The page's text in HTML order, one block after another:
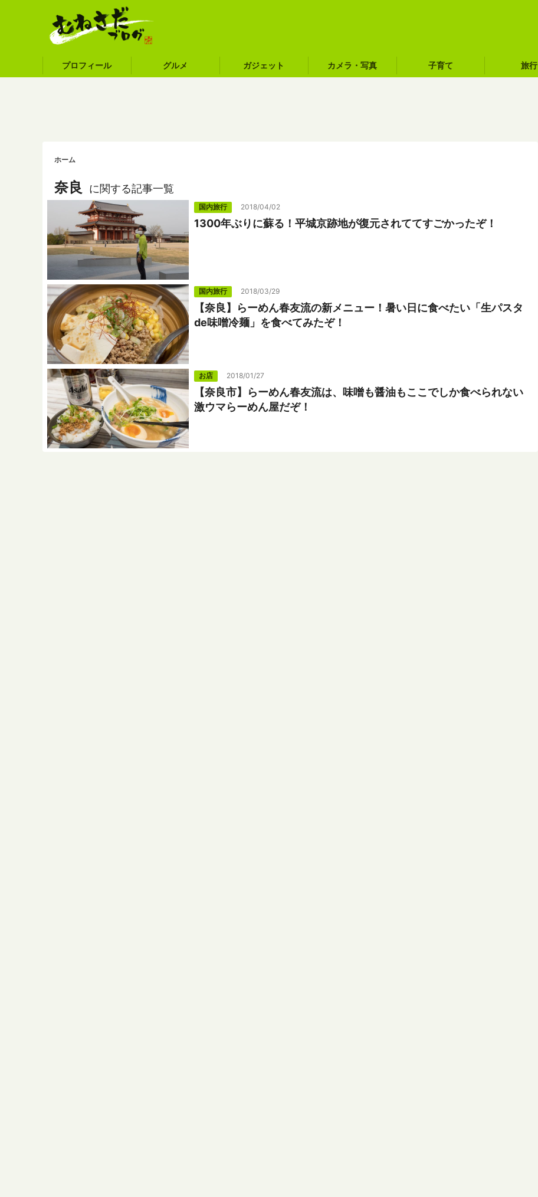
プロフィール グルメ ガジェット カメラ・写真 子育て 旅行
ホーム
奈良 に関する記事一覧
国内旅行 2018/04/02
1300年ぶりに蘇る！平城京跡地が復元されててすごかったぞ！
国内旅行 2018/03/29
【奈良】らーめん春友流の新メニュー！暑い日に食べたい「生パスタ
de味噌冷麺」を食べてみたぞ！
お店 2018/01/27
【奈良市】らーめん春友流は、味噌も醤油もここでしか食べられない
激ウマらーめん屋だぞ！